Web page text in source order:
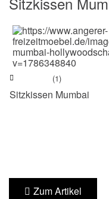
(1)
Sitzkissen Mumbai
Zum Artikel